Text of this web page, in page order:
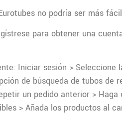
no podría ser más
para obtener una
Iniciar sesión >
de búsqueda de tubos
un pedido anterior >
> Añada los productos al